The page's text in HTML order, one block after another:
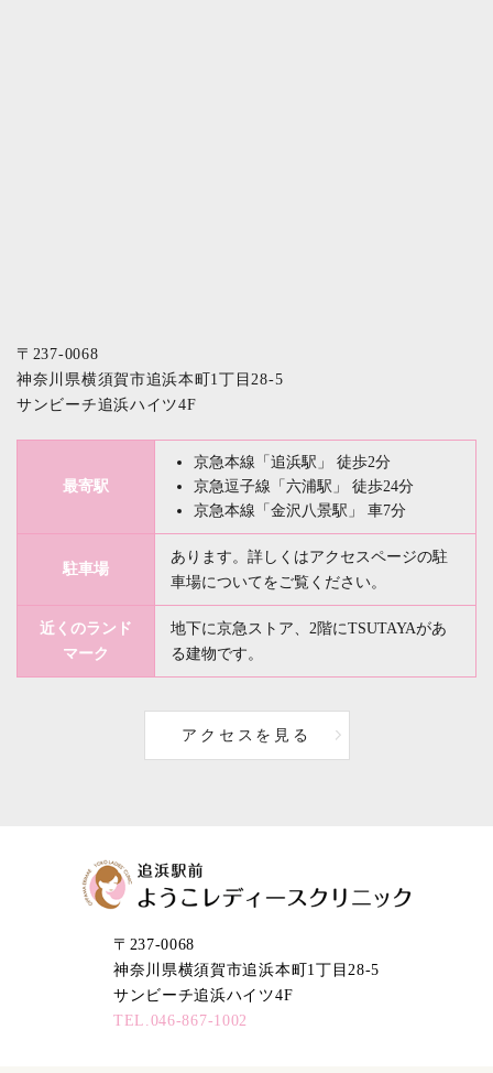
〒237-0068
神奈川県横須賀市追浜本町1丁目28-5
サンビーチ追浜ハイツ4F
最寄駅
京急本線「追浜駅」 徒歩2分
京急逗子線「六浦駅」 徒歩24分
京急本線「金沢八景駅」 車7分
駐車場
あります。詳しくはアクセスページの駐
車場についてをご覧ください。
近くのランド
マーク
地下に京急ストア、2階にTSUTAYAがあ
る建物です。
アクセスを見る
〒237-0068
神奈川県横須賀市追浜本町1丁目28-5
サンビーチ追浜ハイツ4F
TEL.046-867-1002